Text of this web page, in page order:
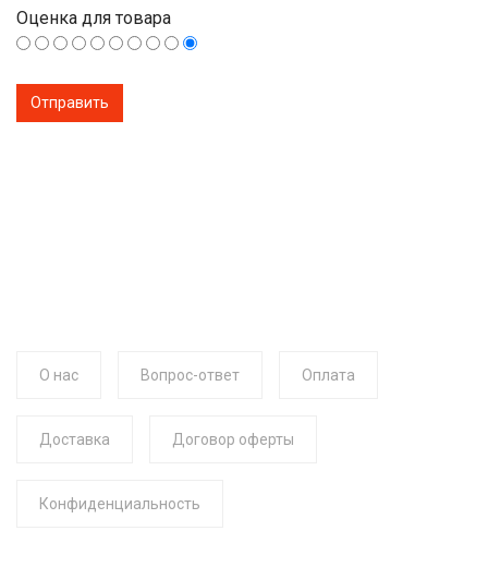
Оценка для товара
О нас Вопрос-ответ Оплата
Доставка Договор оферты
Конфиденциальность